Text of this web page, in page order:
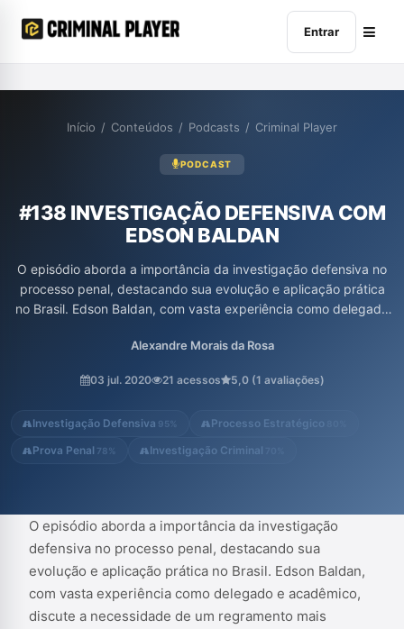
Entrar
Início / Conteúdos / Podcasts / Criminal Player
PODCAST
#138 INVESTIGAÇÃO DEFENSIVA COM
EDSON BALDAN
O episódio aborda a importância da investigação defensiva no
processo penal, destacando sua evolução e aplicação prática
no Brasil. Edson Baldan, com vasta experiência como delegado
robusto para a atuação dos advogados na coleta de provas e
dessa investigação tanto em favor do acusado quanto da
legais atuais, promovendo um...
Alexandre Morais da Rosa
03 jul. 2020 21 acessos 5,0 (1 avaliações)
Investigação Defensiva 95% Processo Estratégico
Prova Penal 78% Investigação Criminal
O episódio aborda a importância da investigação
defensiva no processo penal, destacando sua
evolução e aplicação prática no Brasil. Edson Baldan,
com vasta experiência como delegado e acadêmico,
discute a necessidade de um regramento mais